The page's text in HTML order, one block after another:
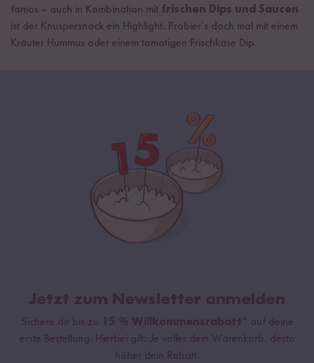
famos – auch in Kombination mit frischen Dips und Saucen
ist der Knuspersnack ein Highlight. Probier’s doch mal mit einem
Kräuter Hummus oder einem tomatigen Frischkäse Dip.
Jetzt zum Newsletter anmelden
Sichere dir bis zu 15 % Willkommensrabatt* auf deine
erste Bestellung. Hierbei gilt: Je voller dein Warenkorb, desto
höher dein Rabatt.